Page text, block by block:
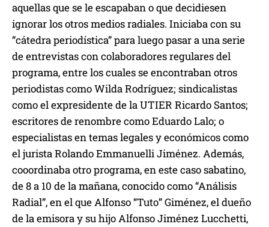
aquellas que se le escapaban o que decidiesen
ignorar los otros medios radiales. Iniciaba con su
“cátedra periodística” para luego pasar a una serie
de entrevistas con colaboradores regulares del
programa, entre los cuales se encontraban otros
periodistas como Wilda Rodríguez; sindicalistas
como el expresidente de la UTIER Ricardo Santos;
escritores de renombre como Eduardo Lalo; o
especialistas en temas legales y económicos como
el jurista Rolando Emmanuelli Jiménez. Además,
cooordinaba otro programa, en este caso sabatino,
de 8 a 10 de la mañana, conocido como “Análisis
Radial”, en el que Alfonso “Tuto” Giménez, el dueño
de la emisora y su hijo Alfonso Jiménez Lucchetti,